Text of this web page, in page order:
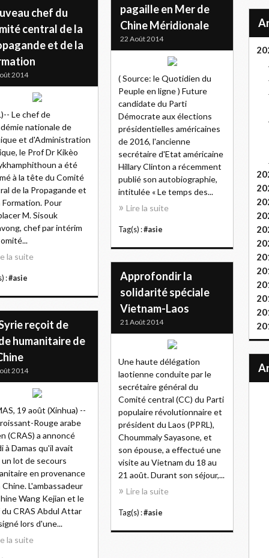
pagaille en Mer de
Chine Méridionale
22 Août 2014
( Source: le Quotidien du
Peuple en ligne ) Future
candidate du Parti
Démocrate aux élections
présidentielles américaines
de 2016, l'ancienne
secrétaire d'Etat américaine
Hillary Clinton a récemment
publié son autobiographie,
intitulée « Le temps des...
Lire la suite
Tag(s) :#asie
chef du
central de la
et de la
2014
Le chef de
nationale de
et d'Administration
le Prof Dr Kikèo
a été
à la tête du Comité
de la Propagande et
Formation. Pour
M. Sisouk
chef par intérim
la suite
:#asie
Approfondir la
solidarité spéciale
Vietnam-Laos
21 Août 2014
Une haute délégation
laotienne conduite par le
secrétaire général du
Comité central (CC) du Parti
populaire révolutionnaire et
président du Laos (PPRL),
Choummaly Sayasone, et
son épouse, a effectué une
visite au Vietnam du 18 au
21 août. Durant son séjour,...
Lire la suite
Tag(s) :#asie
reçoit de
humanitaire de
2014
19 août (Xinhua) --
Rouge arabe
(CRAS) a annoncé
à Damas qu'il avait
un lot de secours
en provenance
Chine. L'ambassadeur
Wang Kejian et le
CRAS Abdul Attar
lors d'une...
la suite